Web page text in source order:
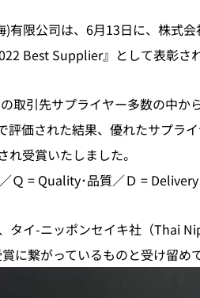
有限公司は、6月13日に、株式
Best Supplier』として表彰さ
取引先サプライヤー多数の中
価された結果、優れたサプラ
受賞いたしました。
Ｑ = Quality･品質／Ｄ =
タイ-ニッポンセイキ社（Thai
に繋がっているものと受け留め